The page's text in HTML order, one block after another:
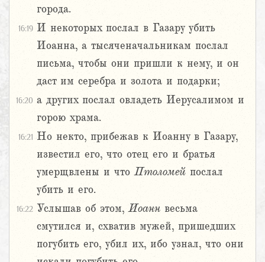
города.
16:19 И некоторых послал в Газару убить
Иоанна, а тысяченачальникам послал
письма, чтобы они пришли к нему, и он
даст им серебра и золота и подарки;
16:20 а других послал овладеть Иерусалимом и
горою храма.
16:21 Но некто, прибежав к Иоанну в Газару,
известил его, что отец его и братья
умерщвлены и чтоПтоломей послал
убить и его.
16:22 Услышав об этом,Иоанн весьма
смутился и, схватив мужей, пришедших
погубить его, убил их, ибо узнал, что они